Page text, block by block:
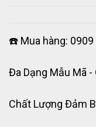
☎️ Mua hàng: 0909
Đa Dạng Mẫu Mã -
Chất Lượng Đảm